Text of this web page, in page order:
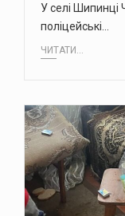
У селі Шипинці
поліцейські…
ЧИТАТИ...